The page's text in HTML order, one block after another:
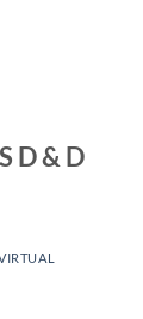
D & D